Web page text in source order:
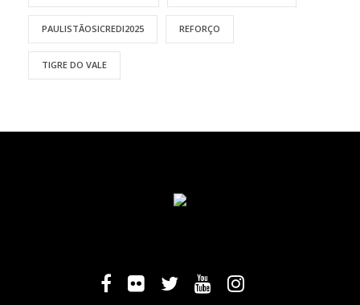
PAULISTÃOSICREDI2025 REFORÇO
TIGRE DO VALE